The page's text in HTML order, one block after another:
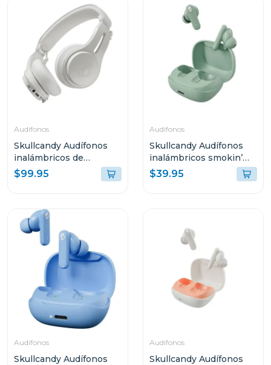
Audifonos
Skullcandy Audífonos
inalámbricos de
diadema icon anc bone
orange s5iow
$99.95
Audifonos
Skullcandy Audífonos
inalámbricos smokin’
buds peppy sage t989
$39.95
Audifonos
Skullcandy Audífonos
Audifonos
Skullcandy Audífonos